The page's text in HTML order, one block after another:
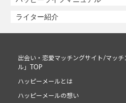
ライター紹介
出会い・恋愛マッチングサイト/マッ
ル」TOP
ハッピーメールとは
ハッピーメールの想い